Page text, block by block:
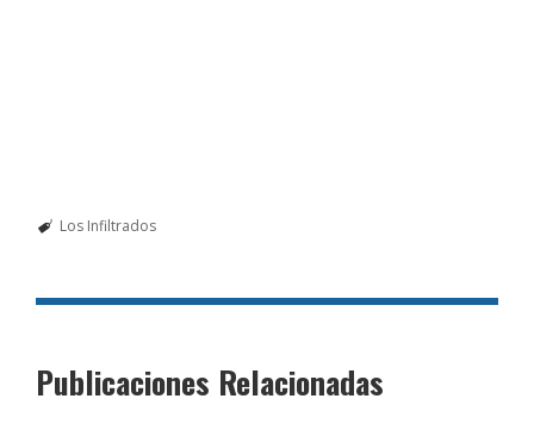
Los Infiltrados
Publicaciones Relacionadas